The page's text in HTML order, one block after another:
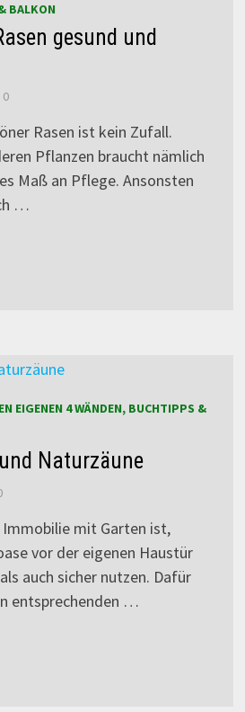
BALKON
gesund und
0
Rasen ist kein Zufall.
Pflanzen braucht nämlich
Maß an Pflege. Ansonsten
…
EIGENEN 4 WÄNDEN, BUCHTIPPS &
Naturzäune
mit Garten ist,
vor der eigenen Haustür
auch sicher nutzen. Dafür
entsprechenden …